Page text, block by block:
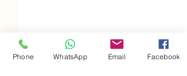
Phone WhatsApp Email Facebook